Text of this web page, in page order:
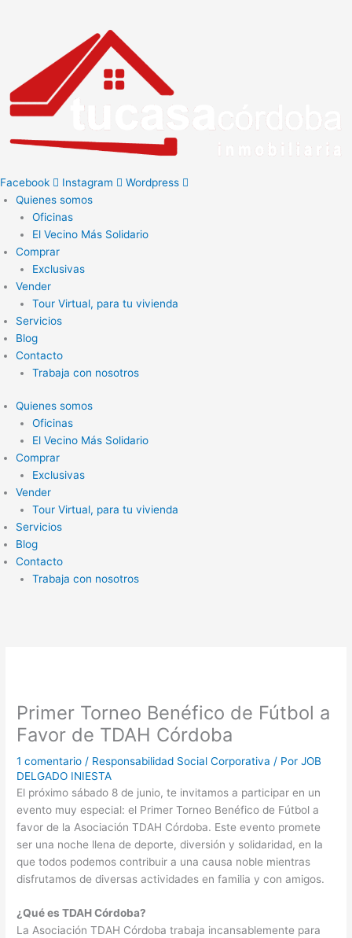
Facebook Instagram
Wordpress
Quienes somos
Oficinas
El Vecino Más Solidario
Comprar
Exclusivas
Vender
Tour Virtual, para tu vivienda
Servicios
Blog
Contacto
Trabaja con nosotros
Quienes somos
Oficinas
El Vecino Más Solidario
Comprar
Exclusivas
Vender
Tour Virtual, para tu vivienda
Servicios
Blog
Contacto
Trabaja con nosotros
Primer Torneo Benéfico de Fútbol a
Favor de TDAH Córdoba
1 comentario / Responsabilidad Social Corporativa / PorJOB
DELGADO INIESTA
El próximo sábado 8 de junio, te invitamos a participar en un
evento muy especial: el Primer Torneo Benéfico de Fútbol a
favor de la Asociación TDAH Córdoba. Este evento promete
ser una noche llena de deporte, diversión y solidaridad, en la
que todos podemos contribuir a una causa noble mientras
disfrutamos de diversas actividades en familia y con amigos.
¿Qué es TDAH Córdoba?
La Asociación TDAH Córdoba trabaja incansablemente para